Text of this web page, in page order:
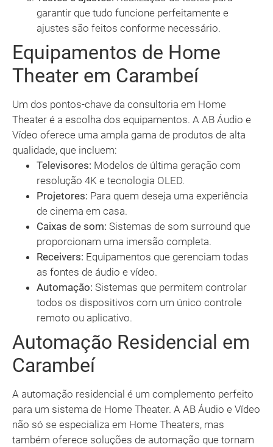
garantir que tudo funcione perfeitamente e
ajustes são feitos conforme necessário.
Equipamentos de Home
Theater em Carambeí
Um dos pontos-chave da consultoria em Home
Theater é a escolha dos equipamentos. A AB Áudio e
Vídeo oferece uma ampla gama de produtos de alta
qualidade, que incluem:
Televisores: Modelos de última geração com
resolução 4K e tecnologia OLED.
Projetores: Para quem deseja uma experiência
de cinema em casa.
Caixas de som: Sistemas de som surround que
proporcionam uma imersão completa.
Receivers: Equipamentos que gerenciam todas
as fontes de áudio e vídeo.
Automação: Sistemas que permitem controlar
todos os dispositivos com um único controle
remoto ou aplicativo.
Automação Residencial em
Carambeí
A automação residencial é um complemento perfeito
para um sistema de Home Theater. A AB Áudio e Vídeo
não só se especializa em Home Theaters, mas
também oferece soluções de automação que tornam